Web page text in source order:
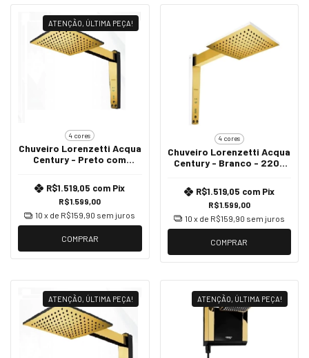
ATENÇÃO, ÚLTIMA PEÇA!
4 cores
Chuveiro Lorenzetti Acqua
Century - Preto com
R$1.599,00
R$1.519,05 com Pix
10 x de R$159,90 sem juros
COMPRAR
4 cores
Chuveiro Lorenzetti Acqua
Century - Branco - 220v
R$1.599,00
R$1.519,05 com Pix
10 x de R$159,90 sem juros
COMPRAR
ATENÇÃO, ÚLTIMA PEÇA! ATENÇÃO, ÚLTIMA PEÇA!